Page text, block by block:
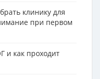
клинику для
при первом
и как проходит